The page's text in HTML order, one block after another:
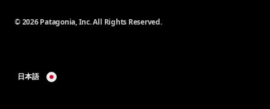
© 2026 Patagonia, Inc. All Rights Reserved.
日本語